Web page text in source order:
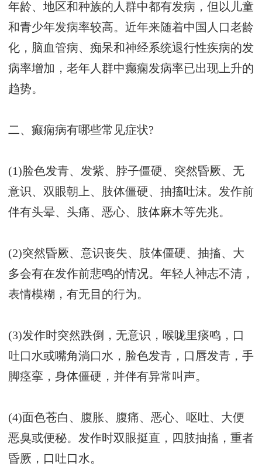
年龄、地区和种族的人群中都有发病，但以儿童
和青少年发病率较高。近年来随着中国人口老龄
化，脑血管病、痴呆和神经系统退行性疾病的发
病率增加，老年人群中癫痫发病率已出现上升的
趋势。
二、癫痫病有哪些常见症状?
(1)脸色发青、发紫、脖子僵硬、突然昏厥、无
意识、双眼朝上、肢体僵硬、抽搐吐沫。发作前
伴有头晕、头痛、恶心、肢体麻木等先兆。
(2)突然昏厥、意识丧失、肢体僵硬、抽搐、大
多会有在发作前悲鸣的情况。年轻人神志不清，
表情模糊，有无目的行为。
(3)发作时突然跌倒，无意识，喉咙里痰鸣，口
吐口水或嘴角淌口水，脸色发青，口唇发青，手
脚痉挛，身体僵硬，并伴有异常叫声。
(4)面色苍白、腹胀、腹痛、恶心、呕吐、大便
恶臭或便秘。发作时双眼挺直，四肢抽搐，重者
昏厥，口吐口水。